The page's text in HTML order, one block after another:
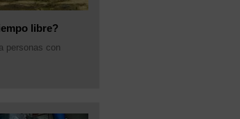
libre?
personas con